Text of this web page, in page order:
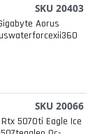
SKU 20403
Aorus
SKU 20066
5070ti Eagle Ice